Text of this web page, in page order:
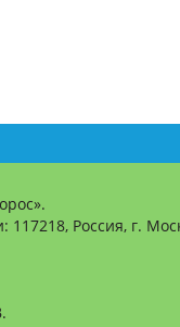
117218, Россия, г.